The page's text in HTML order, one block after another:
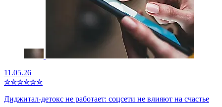
11.05.26
✮✮✮✮✮✮
Диджитал-детокс не работает: соцсети не влияют на счастье